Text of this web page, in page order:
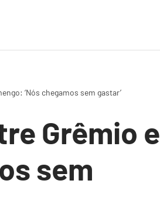
‘Nós chegamos sem gastar’
Grêmio e
sem